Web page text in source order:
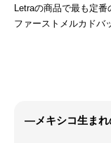
Letraの商品で最も定番
ファーストメルカドバ
―メキシコ生ま